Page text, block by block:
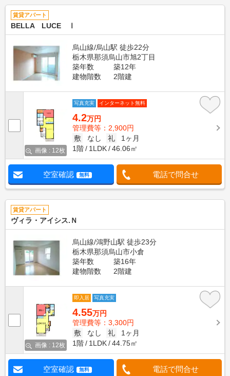
賃貸アパート
BELLA LUCE Ⅰ
烏山線/烏山駅 徒歩22分
栃木県那須烏山市旭2丁目
築年数
築12年
建物階数
2階建
画像 : 12枚
写真充実 インターネット無料
4.2万円
管理費等：2,900円
敷
なし 礼
1ヶ月
1階
1LDK 46.06㎡
空室確認 無料 電話で問合せ
賃貸アパート
ヴィラ・アイシス.Ｎ
烏山線/鴻野山駅 徒歩23分
栃木県那須烏山市小倉
築年数
築16年
建物階数
2階建
画像 : 12枚
即入居 写真充実
4.55万円
管理費等：3,300円
敷
なし 礼
1ヶ月
1階
1LDK 44.75㎡
空室確認 無料 電話で問合せ